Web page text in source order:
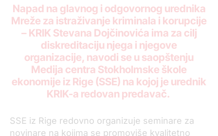
Napad na glavnog i odgovornog urednika
Mreže za istraživanje kriminala i korupcije
– KRIK Stevana Dojčinovića ima za cilj
diskreditaciju njega i njegove
organizacije, navodi se u saopštenju
Medija centra Stokholmske škole
ekonomije iz Rige (SSE) na kojoj je urednik
KRIK-a redovan predavač.
SSE iz Rige redovno organizuje seminare za
novinare na kojima se promoviše kvalitetno